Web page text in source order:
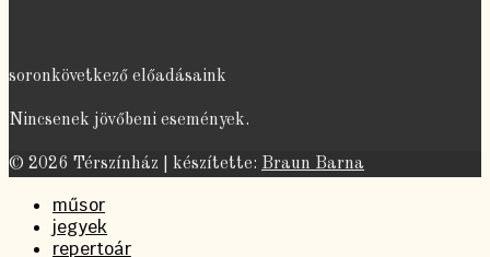
soronkövetkező előadásaink
Nincsenek jövőbeni események.
© 2026 Térszínház | készítette: Braun Barna
műsor
jegyek
repertoár